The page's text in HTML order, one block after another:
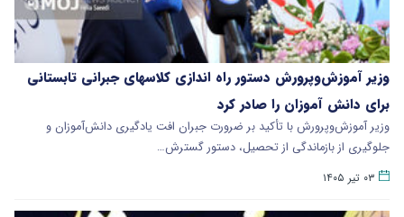
وزیر آموزش‌وپرورش دستور راه اندازی کلاسهای جبرانی تابستانی
برای دانش آموزان را صادر کرد
وزیر آموزش‌وپرورش با تأکید بر ضرورت جبران افت یادگیری دانش‌آموزان و
جلوگیری از بازماندگی از تحصیل، دستور گسترش…
۰۳ تیر ۱۴۰۵